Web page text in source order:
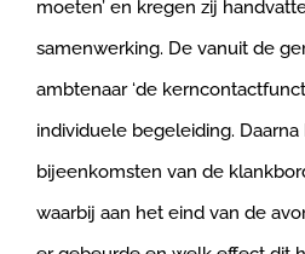
moeten’ en kregen zij
samenwerking. De vanuit de
ambtenaar ‘de
individuele begeleiding.
bijeenkomsten van de
waarbij aan het eind van de